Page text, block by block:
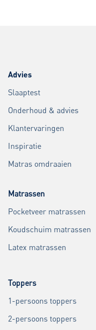
Advies
Slaaptest
Onderhoud & advies
Klantervaringen
Inspiratie
Matras omdraaien
Matrassen
Pocketveer matrassen
Koudschuim matrassen
Latex matrassen
Toppers
1-persoons toppers
2-persoons toppers